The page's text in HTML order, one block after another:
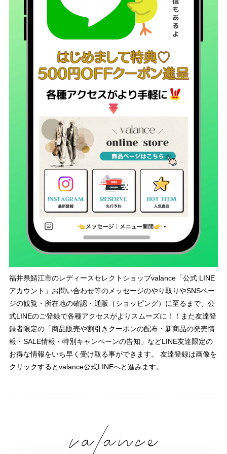
福井県鯖江市のレディースセレクトショップvalance「公式 LINE
アカウント」お問い合わせ等のメッセージのやり取りやSNSペー
ジの観覧・所在地の確認・通販（ショッピング）に至るまで、公
式LINEのご登録で各種アクセスがよりスムーズに！！また友達登
録者限定の「商品販売や割引きクーポンの配布・新商品の発売情
報・SALE情報・特別キャンペーンの告知」などLINE友達限定の
お得な情報をいち早く受け取る事ができます。 友達登録は画像を
クリックするとvalance公式LINEへと進みます。